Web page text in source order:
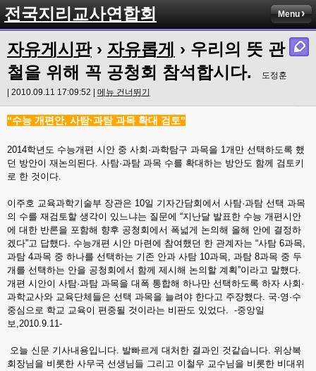
전국지리교사연합회 Menu
자유게시판› 자유롭게 › 우리의 뜻 관
철을 위해 꼭 공청회 참석합시다.
도정훈
| 2010.09.11 17:09:52 | 메뉴 건너뛰기
“수능 개편안, 사탐·과탐 과목 확대 검토"
2014학년도 수능개편 시안 중 사회·과학탐구 과목을 1개만 선택하도록 했
던 방안이 재논의된다. 사탐·과탐 과목 수를 확대하는 방안도 함께 검토키
로 한 것이다.
이주호 교육과학기술부 장관은 10일 기자간담회에서 사탐·과탐 선택 과목
의 수를 재검토할 생각이 있느냐는 질문에 “지난달 발표한 수능 개편시안
에 대한 반론을 포함해 향후 공청회에서 폭넓게 논의해 올해 안에 결정하
겠다”고 답했다. 수능개편 시안 마련에 참여했던 한 관계자는 “사탐 6과목,
과탐 4과목 중 하나를 선택하는 기존 안과 사탐 10과목, 과탐 8과목 중 두
개를 선택하는 안을 공청회에서 함께 제시해 논의할 계획”이라고 말했다.
개편 시안이 사탐·과탐 과목을 대폭 통합해 하나만 선택하도록 하자 사회·
과학교사와 교육단체들은 선택 과목을 늘려야 한다고 주장했다. 국·영·수
중심으로 학교 교육이 편중될 것이라는 비판도 있었다. -중앙일
보,2010.9.11-
오늘 신문 기사내용입니다. 발빠르게 대처한 결과인 것같습니다. 위상복
회장님을 비롯한 사무국 선생님들 그리고 이철우 교수님을 비롯한 비대위